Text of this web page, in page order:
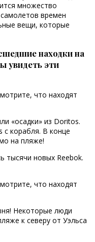
множество
времен
вещи, которые
находки на
увидеть эти
«осадки» из Doritos.
корабля. В конце
на пляже!
тысячи новых Reebok.
Некоторые люди
к северу от Уэльса